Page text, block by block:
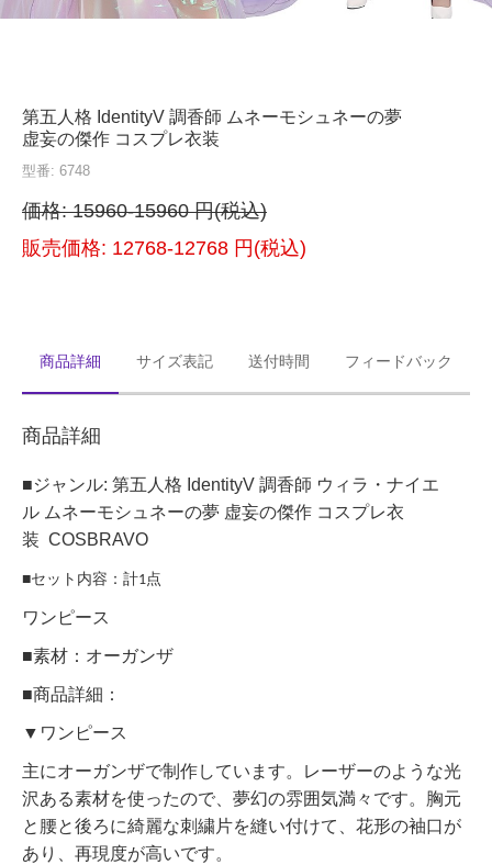
第五人格 IdentityV 調香師 ムネーモシュネーの夢
虚妄の傑作 コスプレ衣装
型番: 6748
価格:15960-15960 円(税込)
販売価格: 12768-12768 円(税込)
商品詳細 サイズ表記 送付時間 フィードバック
商品詳細
■ジャンル: 第五人格 IdentityV 調香師 ウィラ・ナイエ
ル ムネーモシュネーの夢 虚妄の傑作 コスプレ衣
装 COSBRAVO
■セット内容：計1点
ワンピース
■素材：オーガンザ
■商品詳細：
▼ワンピース
主にオーガンザで制作しています。レーザーのような光
沢ある素材を使ったので、夢幻の雰囲気満々です。胸元
と腰と後ろに綺麗な刺繍片を縫い付けて、花形の袖口が
あり、再現度が高いです。